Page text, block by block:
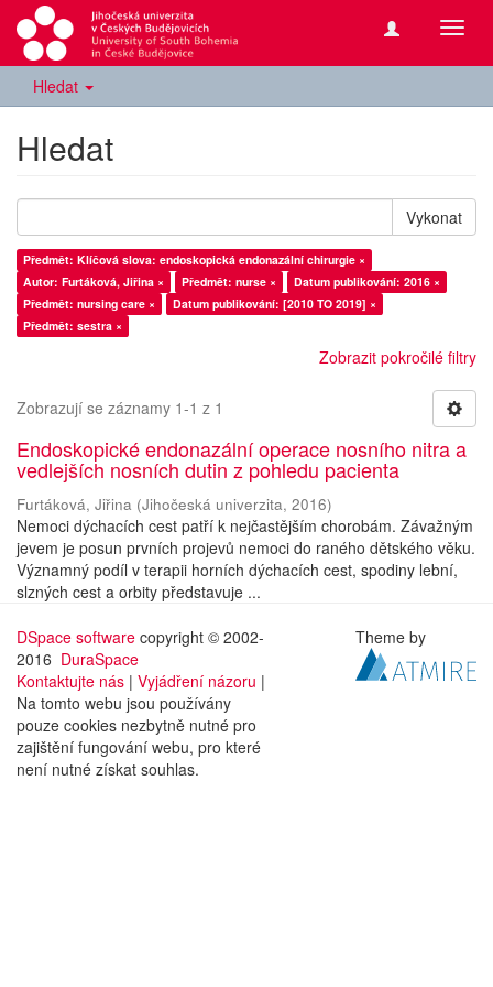
Hledat
Hledat
Vykonat
Předmět: Klíčová slova: endoskopická endonazální chirurgie ×
Autor: Furtáková, Jiřina ×
Předmět: nurse ×
Datum publikování: 2016 ×
Předmět: nursing care ×
Datum publikování: [2010 TO 2019] ×
Předmět: sestra ×
Zobrazit pokročilé filtry
Zobrazují se záznamy 1-1 z 1
Endoskopické endonazální operace nosního nitra a
vedlejších nosních dutin z pohledu pacienta
Furtáková, Jiřina (Jihočeská univerzita, 2016)
Nemoci dýchacích cest patří k nejčastějším chorobám. Závažným
jevem je posun prvních projevů nemoci do raného dětského věku.
Významný podíl v terapii horních dýchacích cest, spodiny lební,
slzných cest a orbity představuje ...
DSpace software copyright © 2002-
2016 DuraSpace
Kontaktujte nás | Vyjádření názoru |
Na tomto webu jsou používány
pouze cookies nezbytně nutné pro
zajištění fungování webu, pro které
není nutné získat souhlas.
Theme by